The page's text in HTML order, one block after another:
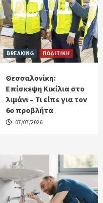
BREAKING ΠΟΛΙΤΙΚΗ
Θεσσαλονίκη:
Eπίσκεψη Κικίλια στο
λιμάνι – Τι είπε για τον
6ο προβλήτα
07/07/2026